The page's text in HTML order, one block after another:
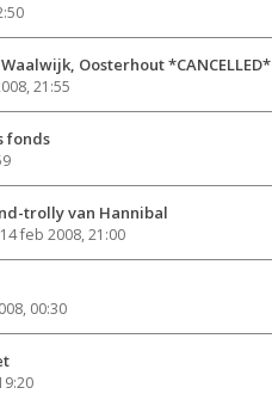
Oosterhout *CANCELLED*
21:55
fonds
trolly van Hannibal
14 feb 2008, 21:00
00:30